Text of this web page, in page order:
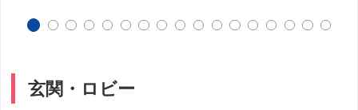
玄関・ロビー